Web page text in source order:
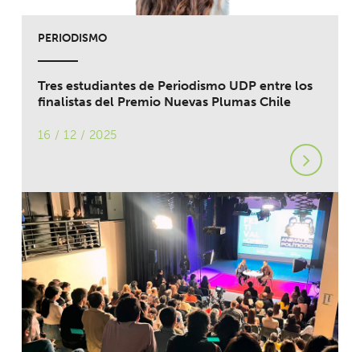
PERIODISMO
Tres estudiantes de Periodismo UDP entre los
finalistas del Premio Nuevas Plumas Chile
16 / 12 / 2025